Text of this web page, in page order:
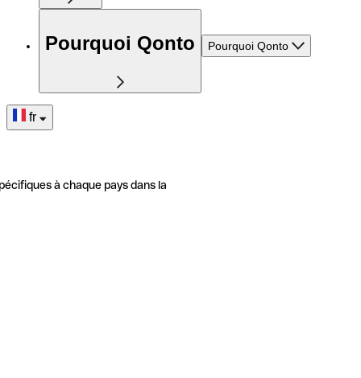
Pourquoi Qonto Pourquoi Qonto
fr
à chaque pays dans la